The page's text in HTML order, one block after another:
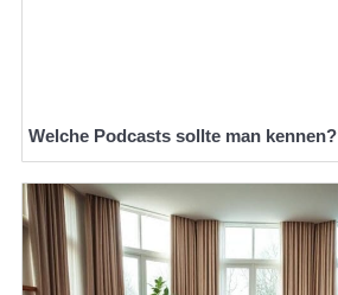
Welche Podcasts sollte man kennen?